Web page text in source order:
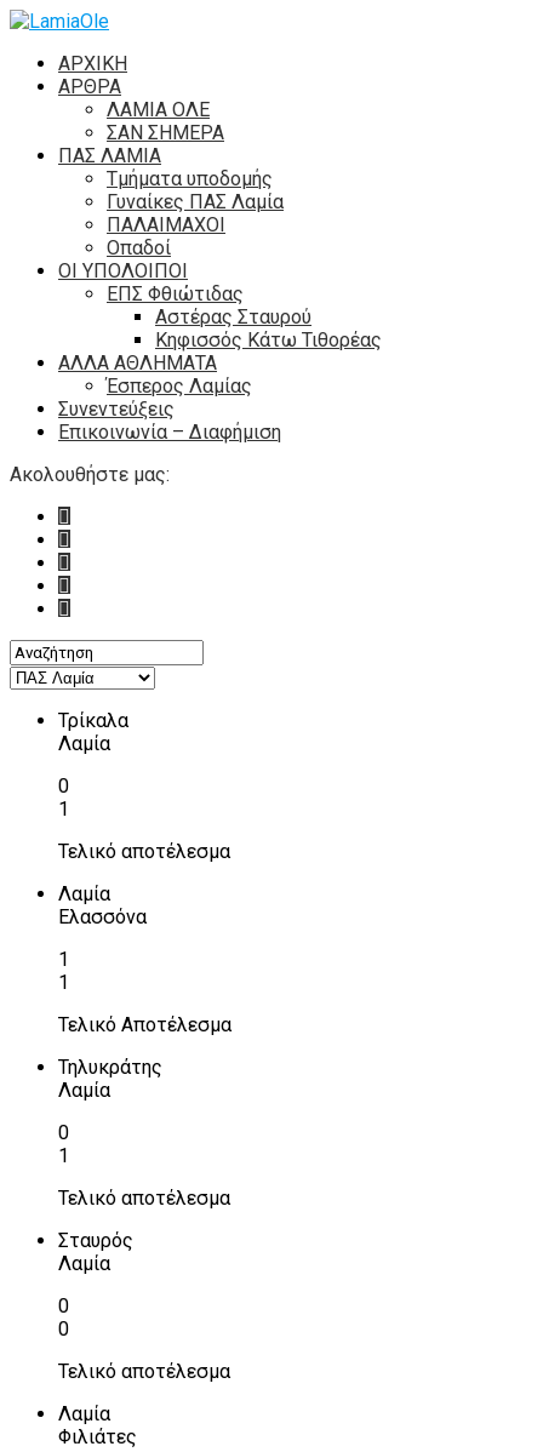
ΑΡΧΙΚΗ
ΑΡΘΡΑ
ΛΑΜΙΑ ΟΛΕ
ΣΑΝ ΣΗΜΕΡΑ
ΠΑΣ ΛΑΜΙΑ
Τμήματα υποδομής
Γυναίκες ΠΑΣ Λαμία
ΠΑΛΑΙΜΑΧΟΙ
Οπαδοί
ΟΙ ΥΠΟΛΟΙΠΟΙ
ΕΠΣ Φθιώτιδας
Αστέρας Σταυρού
Κηφισσός Κάτω Τιθορέας
ΑΛΛΑ ΑΘΛΗΜΑΤΑ
Έσπερος Λαμίας
Συνεντεύξεις
Επικοινωνία – Διαφήμιση
Ακολουθήστε μας:
Τρίκαλα
Λαμία
0
1
Τελικό αποτέλεσμα
Λαμία
Ελασσόνα
1
1
Τελικό Αποτέλεσμα
Τηλυκράτης
Λαμία
0
1
Τελικό αποτέλεσμα
Σταυρός
Λαμία
0
0
Τελικό αποτέλεσμα
Λαμία
Φιλιάτες